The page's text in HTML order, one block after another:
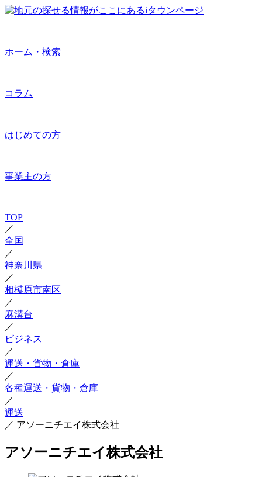
ホーム・検索
コラム
はじめての方
事業主の方
TOP
／
全国
／
神奈川県
／
相模原市南区
／
麻溝台
／
ビジネス
／
運送・貨物・倉庫
／
各種運送・貨物・倉庫
／
運送
／ アソーニチエイ株式会社
アソーニチエイ株式会社